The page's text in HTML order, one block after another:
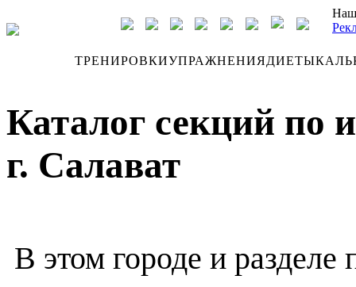
ТРЕНИРОВКИУПРАЖНЕНИЯДИЕТЫ
Каталог секций по
г. Салават
В этом городе и